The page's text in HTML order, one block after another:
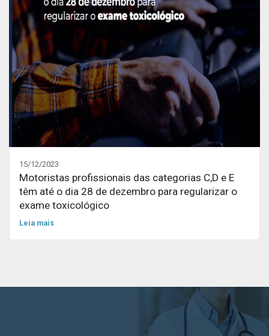
15/12/2023
Motoristas profissionais das categorias C,D e E
têm até o dia 28 de dezembro para regularizar o
exame toxicológico
Leia mais